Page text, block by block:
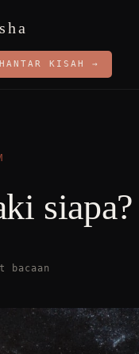
HANTAR KISAH →
siapa?
bacaan